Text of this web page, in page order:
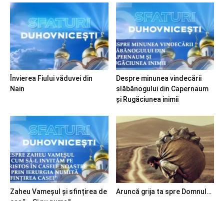
Învierea Fiului văduvei din
Nain
Despre minunea vindecării
slăbănogului din Capernaum
și Rugăciunea inimii
Zaheu Vameșul și sfințirea de
Aruncă grija ta spre Domnul…